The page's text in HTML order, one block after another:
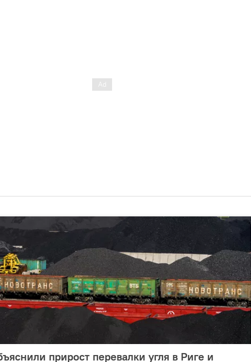
прирост перевалки угля в Риге и